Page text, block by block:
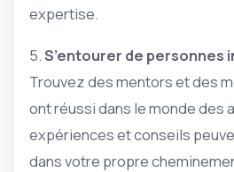
expertise.
5.S’entourer de personnes
Trouvez des mentors et des
ont réussi dans le monde des
expériences et conseils
dans votre propre